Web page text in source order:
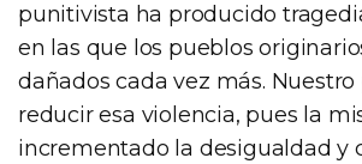
punitivista ha producido
en las que los pueblos
dañados cada vez más. Nuestro
reducir esa violencia, pues la
incrementado la desigualdad y